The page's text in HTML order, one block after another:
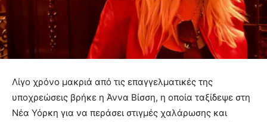
Λίγο χρόνο μακριά από τις επαγγελματικές της
υποχρεώσεις βρήκε η Άννα Βίσση, η οποία ταξίδεψε στη
Νέα Υόρκη για να περάσει στιγμές χαλάρωσης και